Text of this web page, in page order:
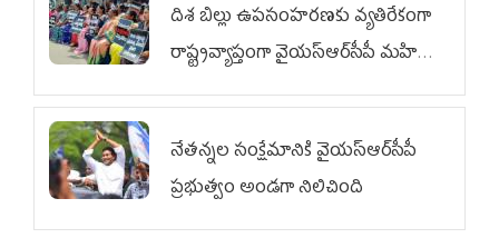
దిశ బిల్లు ఉపసంహరణకు వ్యతిరేకంగా
రాష్ట్రవ్యాప్తంగా వైయ‌స్ఆర్‌సీపీ మహిళా
విభాగం ఆందోళనలు
నేతన్నల సంక్షేమానికి వైయ‌స్ఆర్‌సీపీ
ప్రభుత్వం అండగా నిలిచింది